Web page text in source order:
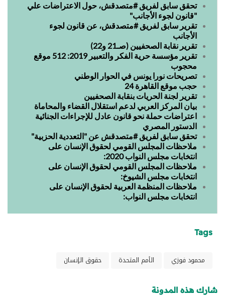
تحقق سابق لفريق #متصدقش، حول الاعتراضات علي
"قانون لجوء الأجانب"
تقرير سابق لفريق #متصدقش، عن قانون لجوء
الأجانب
تقرير نقابة الصحفيين (صـ21 و22)
تقرير مؤسسة حرية الفكر والتعبير 2019: 512 موقع
محجوب
تصريحات نورا يونس في الحوار الوطني
حجب موقع القاهرة 24
تقرير لجنة الحريات بنقابة الصحفيين
بيان المركز العربي لدعم استقلال القضاء والمحاماة
اعتراضات حملة نحو قانون عادل للإجراءات الجنائية
الدستور المصري
تحقق سابق لفريق #متصدقش عن "التعددية الحزبية"
ملاحظات المجلس القومي لحقوق الإنسان على
انتخابات مجلس النواب 2020:
ملاحظات المجلس القومي لحقوق الإنسان على
انتخابات مجلس الشيوخ:
ملاحظات المنظمة العربية لحقوق الإنسان على
انتخابات مجلس النواب:
Tags
محمود فوزي الأمم المتحدة حقوق الإنسان
شارك هذه المدونة